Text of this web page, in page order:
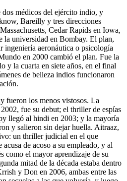
dos médicos del ejército indio, y
Bareilly y tres direcciones
Cedar Rapids en Iowa,
la universidad en Bombay. El plan,
ingeniería aeronáutica o psicología
en 2000 cambió el plan. Fue la
y la cuarta en siete años, en el final
de belleza indios funcionaron
fueron los menos vistosos. La
fue su debut; el thriller de espías
llegó al hindi en 2003; y la mayoría
y salieron sin dejar huella. Aitraaz,
un thriller judicial en el que
de acoso a su empleado, y al
como el mayor aprendizaje de su
mitad de la década estaba dentro
y Don en 2006, ambas entre las